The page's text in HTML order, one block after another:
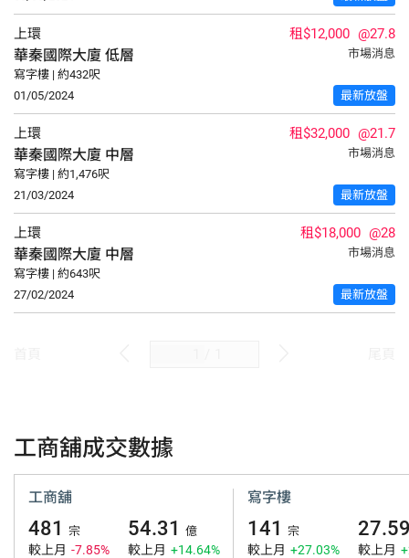
上環 租$12,000 @27.8
華秦國際大廈 低層
市場消息
寫字樓 | 約432呎
01/05/2024
最新放盤
上環 租$32,000 @21.7
華秦國際大廈 中層
市場消息
寫字樓 | 約1,476呎
21/03/2024
最新放盤
上環 租$18,000 @28
華秦國際大廈 中層
市場消息
寫字樓 | 約643呎
27/02/2024
最新放盤
工商舖成交數據
工商舖
481 宗
較上月 -7.85%
54.31 億
較上月 +14.64%
寫字樓
141 宗
較上月 +27.03% 較上月